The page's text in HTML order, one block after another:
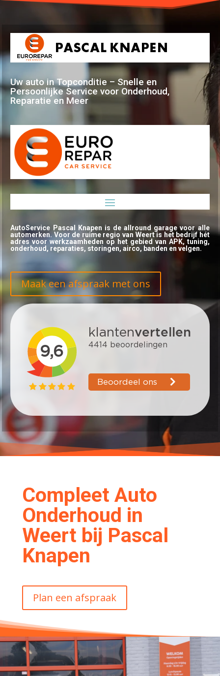
Uw auto in Topconditie – Snelle en
Persoonlijke Service voor Onderhoud,
Reparatie en Meer
AutoService Pascal Knapen is de allround garage voor alle
automerken. Voor de ruime regio van Weert is het bedrijf hét
adres voor werkzaamheden op het gebied van APK, tuning,
onderhoud, reparaties, storingen, airco, banden en velgen.
Maak een afspraak met ons
Compleet Auto
Onderhoud in
Weert bij Pascal
Knapen
Plan een afspraak